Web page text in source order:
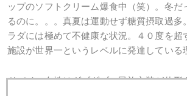
ップのソフトクリーム爆食中（笑）。冬だ
るのに。。。真夏は運動せず糖質摂取過多
ラダには極めて不健康な状況。４０度を超
施設が世界一というレベルに発達している
ドバイの女性はダブダブの民族衣装が体形